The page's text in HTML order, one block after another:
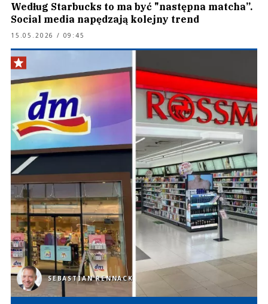
Według Starbucks to ma być "następna matcha”.
Social media napędzają kolejny trend
15.05.2026 / 09:45
SEBASTIAN RENNACK